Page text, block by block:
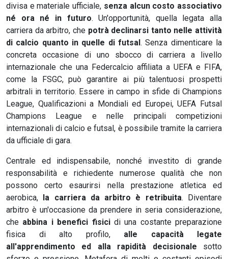
divisa e materiale ufficiale, senza alcun costo associativo
né ora né in futuro. Un'opportunità, quella legata alla
carriera da arbitro, che potrà declinarsi tanto nelle attività
di calcio quanto in quelle di futsal. Senza dimenticare la
concreta occasione di uno sbocco di carriera a livello
internazionale che una Federcalcio affiliata a UEFA e FIFA,
come la FSGC, può garantire ai più talentuosi prospetti
arbitrali in territorio. Essere in campo in sfide di Champions
League, Qualificazioni a Mondiali ed Europei, UEFA Futsal
Champions League e nelle principali competizioni
internazionali di calcio e futsal, è possibile tramite la carriera
da ufficiale di gara.
Centrale ed indispensabile, nonché investito di grande
responsabilità e richiedente numerose qualità che non
possono certo esaurirsi nella prestazione atletica ed
aerobica, la carriera da arbitro è retribuita. Diventare
arbitro è un'occasione da prendere in seria considerazione,
che abbina i benefici fisici di una costante preparazione
fisica di alto profilo, alle capacità legate
all'apprendimento ed alla rapidità decisionale sotto